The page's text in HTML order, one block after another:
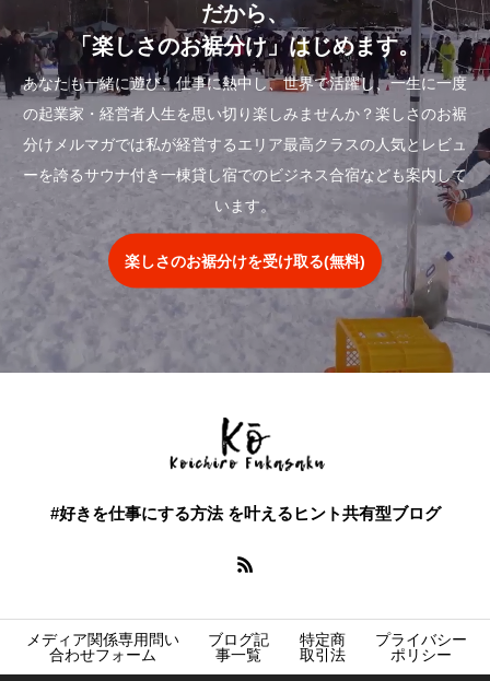
だから、
「楽しさのお裾分け」はじめます。
あなたも一緒に遊び、仕事に熱中し、世界で活躍し、一生に一度
の起業家・経営者人生を思い切り楽しみませんか？楽しさのお裾
分けメルマガでは私が経営するエリア最高クラスの人気とレビュ
ーを誇るサウナ付き一棟貸し宿でのビジネス合宿なども案内して
います。
楽しさのお裾分けを受け取る(無料)
#好きを仕事にする方法 を叶えるヒント共有型ブログ
メディア関係専用問い
合わせフォーム
ブログ記
事一覧
特定商
取引法
プライバシー
ポリシー